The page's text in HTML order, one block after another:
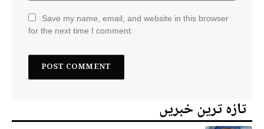
Save my name, email, and website in this browser
for the next time I comment.
تازہ ترین خبریں